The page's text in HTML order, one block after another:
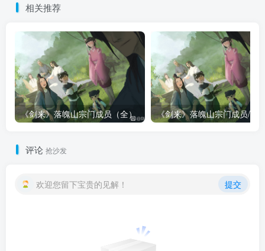
相关推荐
《剑来》落魄山宗门成员（全）
评论 抢沙发
欢迎您留下宝贵的见解！ 提交